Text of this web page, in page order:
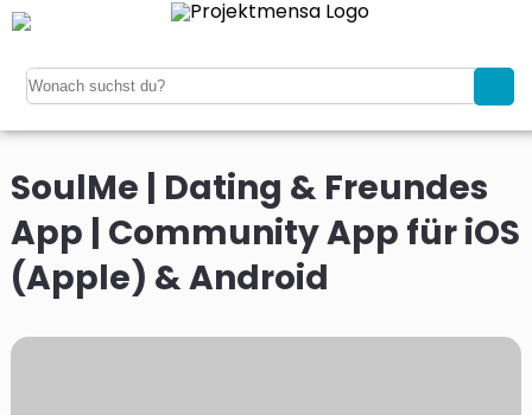
SoulMe | Dating & Freundes
App | Community App für iOS
(Apple) & Android